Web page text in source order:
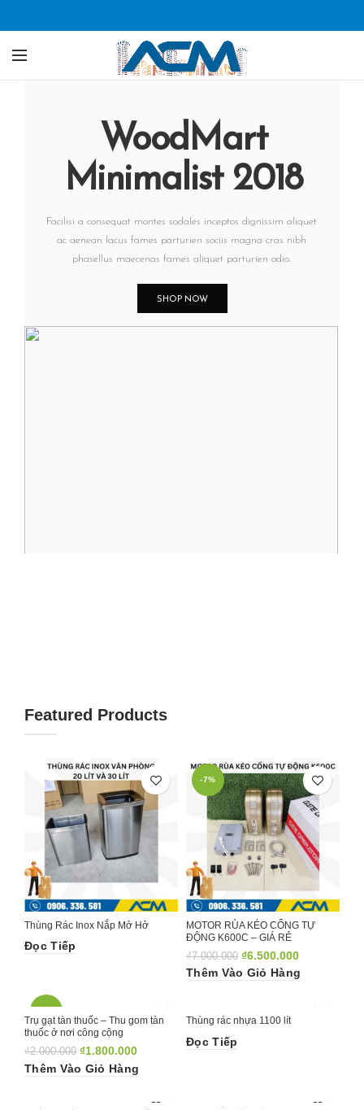
WoodMart
Minimalist 2018
Facilisi a consequat montes sodales inceptos dignissim aliquet
ac aenean lacus fames parturien sociis magna cras nibh
phasellus maecenas fames aliquet parturien odio.
SHOP NOW
Featured Products
Thùng Rác Inox Nắp Mở Hở
Đọc Tiếp
-7%
MOTOR RÙA KÉO CỔNG TỰ
ĐỘNG K600C – GIÁ RẺ
₫7.000.000 ₫6.500.000
Thêm Vào Giỏ Hàng
Trụ gạt tàn thuốc – Thu gom tàn
thuốc ở nơi công cộng
₫2.000.000 ₫1.800.000
Thêm Vào Giỏ Hàng
Thùng rác nhựa 1100 lít
Đọc Tiếp